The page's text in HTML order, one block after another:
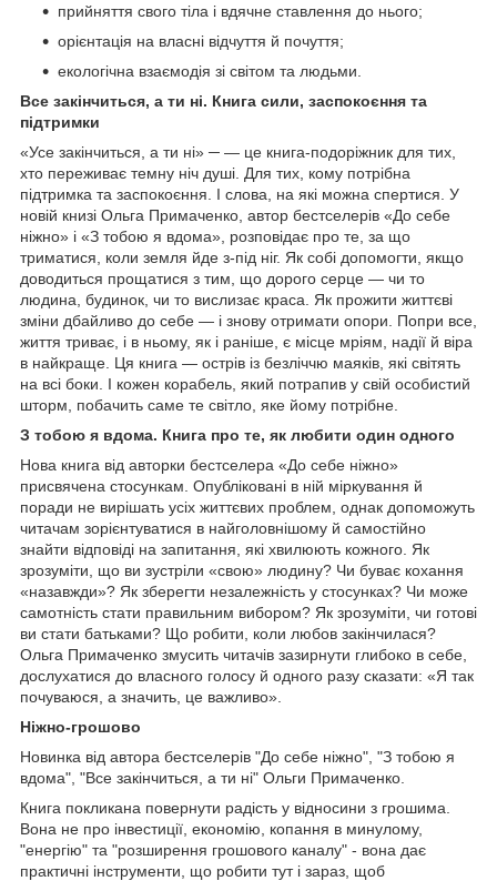
прийняття свого тіла і вдячне ставлення до нього;
орієнтація на власні відчуття й почуття;
екологічна взаємодія зі світом та людьми.
Все закінчиться, а ти ні. Книга сили, заспокоєння та
підтримки
«Усе закінчиться, а ти ні» ─ — це книга-подоріжник для тих,
хто переживає темну ніч душі. Для тих, кому потрібна
підтримка та заспокоєння. І слова, на які можна спертися. У
новій книзі Ольга Примаченко, автор бестселерів «До себе
ніжно» і «З тобою я вдома», розповідає про те, за що
триматися, коли земля йде з-під ніг. Як собі допомогти, якщо
доводиться прощатися з тим, що дорого серце — чи то
людина, будинок, чи то вислизає краса. Як прожити життєві
зміни дбайливо до себе — і знову отримати опори. Попри все,
життя триває, і в ньому, як і раніше, є місце мріям, надії й віра
в найкраще. Ця книга — острів із безліччю маяків, які світять
на всі боки. І кожен корабель, який потрапив у свій особистий
шторм, побачить саме те світло, яке йому потрібне.
З тобою я вдома. Книга про те, як любити один одного
Нова книга від авторки бестселера «До себе ніжно»
присвячена стосункам. Опубліковані в ній міркування й
поради не вирішать усіх життєвих проблем, однак допоможуть
читачам зорієнтуватися в найголовнішому й самостійно
знайти відповіді на запитання, які хвилюють кожного. Як
зрозуміти, що ви зустріли «свою» людину? Чи буває кохання
«назавжди»? Як зберегти незалежність у стосунках? Чи може
самотність стати правильним вибором? Як зрозуміти, чи готові
ви стати батьками? Що робити, коли любов закінчилася?
Ольга Примаченко змусить читачів зазирнути глибоко в себе,
дослухатися до власного голосу й одного разу сказати: «Я так
почуваюся, а значить, це важливо».
Ніжно-грошово
Новинка від автора бестселерів "До себе ніжно", "З тобою я
вдома", "Все закінчиться, а ти ні" Ольги Примаченко.
Книга покликана повернути радість у відносини з грошима.
Вона не про інвестиції, економію, копання в минулому,
"енергію" та "розширення грошового каналу" - вона дає
практичні інструменти, що робити тут і зараз, щоб